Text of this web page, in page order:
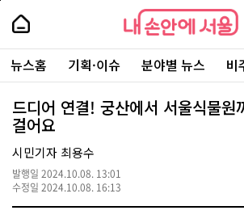
본
로
가
내
손
안
에
서
울
-
서
울
시
대
표
소
통
포
내
손
에
울
주
요
서
뉴스홈 기획·이슈 분야별 뉴스 비
드디어 연결! 궁산에서 서울식물원
걸어요
시민기자 최용수
발행일 2024.10.08. 13:01
수정일 2024.10.08. 16:13
페
상
단
로